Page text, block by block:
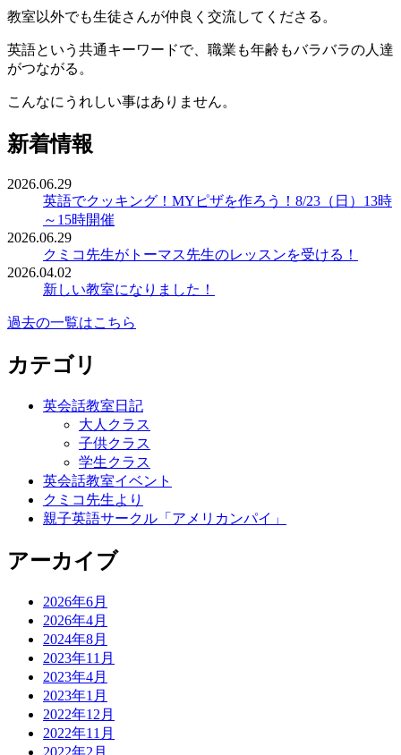
教室以外でも生徒さんが仲良く交流してくださる。
英語という共通キーワードで、職業も年齢もバラバラの人達
がつながる。
こんなにうれしい事はありません。
新着情報
2026.06.29
英語でクッキング！MYピザを作ろう！8/23（日）13時
～15時開催
2026.06.29
クミコ先生がトーマス先生のレッスンを受ける！
2026.04.02
新しい教室になりました！
過去の一覧はこちら
カテゴリ
英会話教室日記
大人クラス
子供クラス
学生クラス
英会話教室イベント
クミコ先生より
親子英語サークル「アメリカンパイ」
アーカイブ
2026年6月
2026年4月
2024年8月
2023年11月
2023年4月
2023年1月
2022年12月
2022年11月
2022年2月